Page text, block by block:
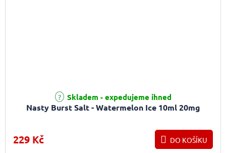
Nasty Burst Salt - Watermelon Ice 10ml 20mg
Skladem - expedujeme ihned
229 Kč DO KOŠÍKU